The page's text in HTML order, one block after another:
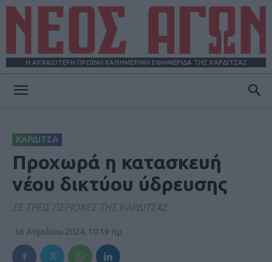
Η ΑΡΧΑΙΟΤΕΡΗ ΠΡΩΪΝΗ ΚΑΘΗΜΕΡΙΝΗ ΕΦΗΜΕΡΙΔΑ ΤΗΣ ΚΑΡΔΙΤΣΑΣ
ΚΑΡΔΙΤΣΑ
Προχωρά η κατασκευή
νέου δικτύου ύδρευσης
ΣΕ ΤΡΕΙΣ ΠΕΡΙΟΧΕΣ ΤΗΣ ΚΑΡΔΙΤΣΑΣ
16 Απριλίου 2024, 10:19 πμ